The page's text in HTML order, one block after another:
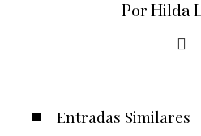
Por Hilda
Entradas Similares